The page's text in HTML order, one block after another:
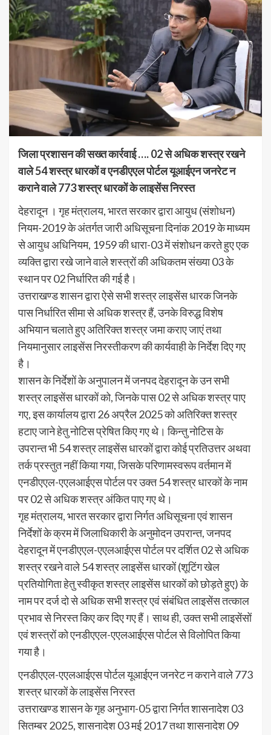
जिला प्रशासन की सख्त कार्रवाई …. 02 से अधिक शस्त्र रखने
वाले 54 शस्त्र धारकों व एनडीएएल पोर्टल यूआईएन जनरेट न
कराने वाले 773 शस्त्र धारकों के लाइसेंस निरस्त
देहरादून । गृह मंत्रालय, भारत सरकार द्वारा आयुध (संशोधन)
नियम-2019 के अंतर्गत जारी अधिसूचना दिनांक 2019 के माध्यम
से आयुध अधिनियम, 1959 की धारा-03 में संशोधन करते हुए एक
व्यक्ति द्वारा रखे जाने वाले शस्त्रों की अधिकतम संख्या 03 के
स्थान पर 02 निर्धारित की गई है।
उत्तराखण्ड शासन द्वारा ऐसे सभी शस्त्र लाइसेंस धारक जिनके
पास निर्धारित सीमा से अधिक शस्त्र हैं, उनके विरुद्ध विशेष
अभियान चलाते हुए अतिरिक्त शस्त्र जमा कराए जाएं तथा
नियमानुसार लाइसेंस निरस्तीकरण की कार्यवाही के निर्देश दिए गए
है।
शासन के निर्देशों के अनुपालन में जनपद देहरादून के उन सभी
शस्त्र लाइसेंस धारकों को, जिनके पास 02 से अधिक शस्त्र पाए
गए, इस कार्यालय द्वारा 26 अप्रैल 2025 को अतिरिक्त शस्त्र
हटाए जाने हेतु नोटिस प्रेषित किए गए थे। किन्तु नोटिस के
उपरान्त भी 54 शस्त्र लाइसेंस धारकों द्वारा कोई प्रतिउत्तर अथवा
तर्क प्रस्तुत नहीं किया गया, जिसके परिणामस्वरूप वर्तमान में
एनडीएएल-एएलआईएस पोर्टल पर उक्त 54 शस्त्र धारकों के नाम
पर 02 से अधिक शस्त्र अंकित पाए गए थे।
गृह मंत्रालय, भारत सरकार द्वारा निर्गत अधिसूचना एवं शासन
निर्देशों के क्रम में जिलाधिकारी के अनुमोदन उपरान्त, जनपद
देहरादून में एनडीएएल-एएलआईएस पोर्टल पर दर्शित 02 से अधिक
शस्त्र रखने वाले 54 शस्त्र लाइसेंस धारकों (शूटिंग खेल
प्रतियोगिता हेतु स्वीकृत शस्त्र लाइसेंस धारकों को छोड़ते हुए) के
नाम पर दर्ज दो से अधिक सभी शस्त्र एवं संबंधित लाइसेंस तत्काल
प्रभाव से निरस्त किए कर दिए गए हैं। साथ ही, उक्त सभी लाइसेंसों
एवं शस्त्रों को एनडीएएल-एएलआईएस पोर्टल से विलोपित किया
गया है।
एनडीएएल-एएलआईएस पोर्टल यूआईएन जनरेट न कराने वाले 773
शस्त्र धारकों के लाइसेंस निरस्त
उत्तराखण्ड शासन के गृह अनुभाग-05 द्वारा निर्गत शासनादेश 03
सितम्बर 2025, शासनादेश 03 मई 2017 तथा शासनादेश 09